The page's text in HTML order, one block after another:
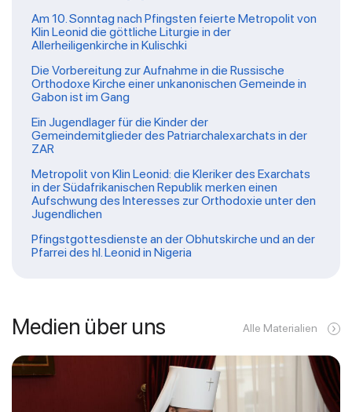
Am 10. Sonntag nach Pfingsten feierte Metropolit von
Klin Leonid die göttliche Liturgie in der
Allerheiligenkirche in Kulischki
Die Vorbereitung zur Aufnahme in die Russische
Orthodoxe Kirche einer unkanonischen Gemeinde in
Gabon ist im Gang
Ein Jugendlager für die Kinder der
Gemeindemitglieder des Patriarchalexarchats in der
ZAR
Metropolit von Klin Leonid: die Kleriker des Exarchats
in der Südafrikanischen Republik merken einen
Aufschwung des Interesses zur Orthodoxie unter den
Jugendlichen
Pfingstgottesdienste an der Obhutskirche und an der
Pfarrei des hl. Leonid in Nigeria
Medien über uns Alle Materialien